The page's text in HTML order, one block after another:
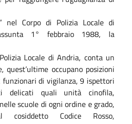
nel Corpo di Polizia Locale di
1° febbraio 1988, la
Locale di Andria, conta un
quest’ultime occupano posizioni
di vigilanza, 9 ispettori
delicati quali unità cinofila,
scuole di ogni ordine e grado,
Codice Rosso,